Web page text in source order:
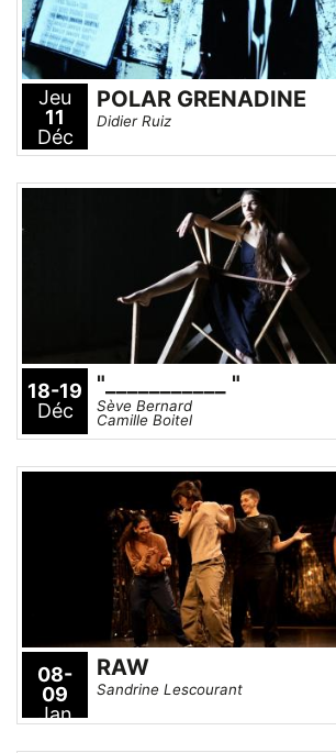
Jeu
11
Déc
POLAR GRENADINE
Didier Ruiz
18-19
Déc
"___________ "
Sève Bernard
Camille Boitel
08-
09
Jan
RAW
Sandrine Lescourant